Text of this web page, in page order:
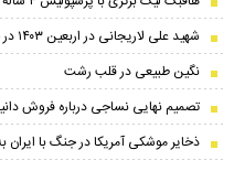
شهید علی لاریجانی در اربعین ۱۴۰۳ در خصوص پزشکیان چه چیزی نوشته بود؟
نگین طبیعی در قلب رشت
تصمیم نهایی نساجی درباره فروش
ذخایر موشکی آمریکا در جنگ با